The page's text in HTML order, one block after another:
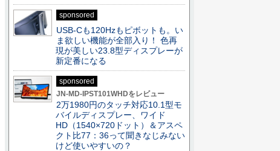
sponsored
USB-Cも120Hzもピボットも。い
ま欲しい機能が全部入り！ 色再
現が美しい23.8型ディスプレーが
新定番になる
sponsored
JN-MD-IPST101WHDをレビュー
2万1980円のタッチ対応10.1型モ
バイルディスプレー、ワイド
HD（1540×720ドット）＆アスペ
クト比77：36って聞きなじみない
けど使いやすいの？